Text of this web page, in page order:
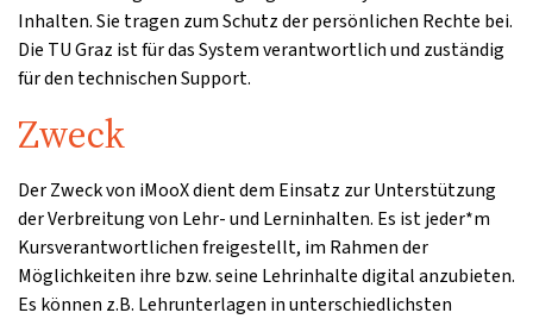
Inhalten. Sie tragen zum Schutz der persönlichen Rechte bei.
Die TU Graz ist für das System verantwortlich und zuständig
für den technischen Support.
Zweck
Der Zweck von iMooX dient dem Einsatz zur Unterstützung
der Verbreitung von Lehr- und Lerninhalten. Es ist jeder*m
Kursverantwortlichen freigestellt, im Rahmen der
Möglichkeiten ihre bzw. seine Lehrinhalte digital anzubieten.
Es können z.B. Lehrunterlagen in unterschiedlichsten